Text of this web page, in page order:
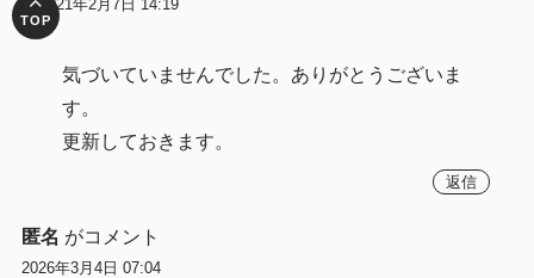
2021年2月7日 14:19
気づいていませんでした。ありがとうございま
す。
更新しておきます。
返信
匿名 がコメント
2026年3月4日 07:04